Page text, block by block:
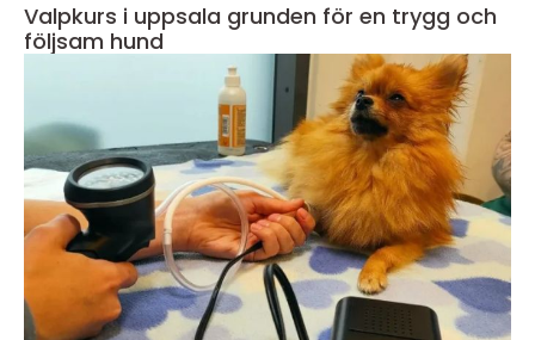
Valpkurs i uppsala grunden för en trygg och
följsam hund